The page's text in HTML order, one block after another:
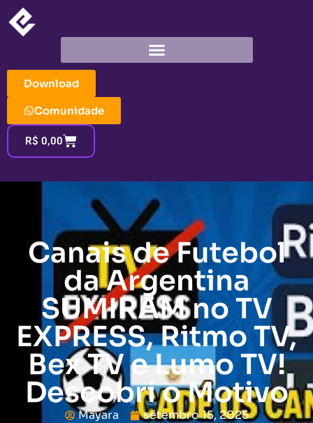
Download
Comunidade
R$ 0,00
Canais de Futebol
da Argentina
SUMIRAM no TV
EXPRESS, Ritmo TV,
Bex TV e Lumo TV!
Descobri o Motivo
Mayara setembro 15, 2025